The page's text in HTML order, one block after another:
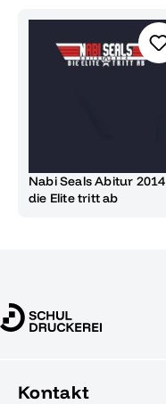
Nabi Seals Abitur 2014
die Elite tritt ab
Kontakt